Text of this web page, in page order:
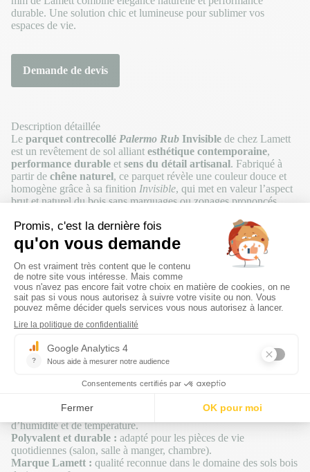
durable. Une solution chic et lumineuse pour sublimer vos
espaces de vie.
Demande de devis
Description détaillée
Le parquet contrecollé Palermo Rub Invisible de chez Lamett
est un revêtement de sol alliant esthétique contemporaine,
performance durable et sens du détail artisanal. Fabriqué à
partir de chêne naturel, ce parquet révèle une couleur douce et
homogène grâce à sa finition Invisible, qui met en valeur l’aspect
brut et naturel du bois sans marquages ou zonages prononcés.
mm à 1200 mm et une épaisseur de
, ce parquet
contrecollé offre un excellent compromis entre esthétique,
durabilité et facilité de pose. Sa structure contrecollée garantit une
stabilité dimensionnelle optimale, ce qui le rend adapté à de
nombreuses pièces de vie comme le salon, la salle à manger ou la
chambre.
Ce modèle parle particulièrement aux amateurs d’intérieurs
modernes et épurés, où lalumière naturelleet lessurfaces
ouvertessont mises en valeur par un sol en bois chaleureux et
discret.
Pourquoi le choisir ?
Aspect naturel et lumineux :finition
qui sublime le
Large lame 190 mm :crée un effet visuel harmonieux, limite les
Structure contrecollée :
stabilité renforcée face aux variations
d’humidité et de température.
Polyvalent et durable : adapté pour les pièces de vie
quotidiennes (salon, salle à manger, chambre).
Marque Lamett : qualité reconnue dans le domaine des sols bois